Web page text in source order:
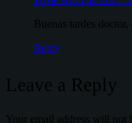
Buenas tardes
Reply
Leave a Reply
Your email address will not